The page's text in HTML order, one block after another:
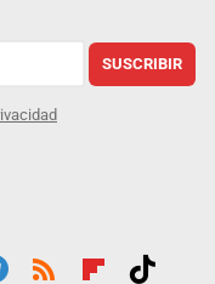
SUSCRIBIR